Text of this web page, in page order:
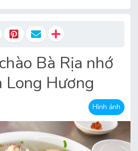
Bà Rịa nhớ
Long Hương
Hình ảnh